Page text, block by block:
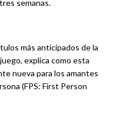
semanas.
más anticipados de la
explica como esta
nueva para los amantes
(FPS: First Person